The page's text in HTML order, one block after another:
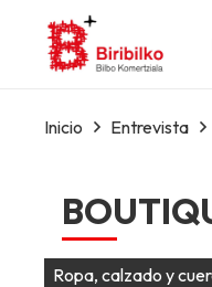
Inicio Entrevista
Ropa, calzado y